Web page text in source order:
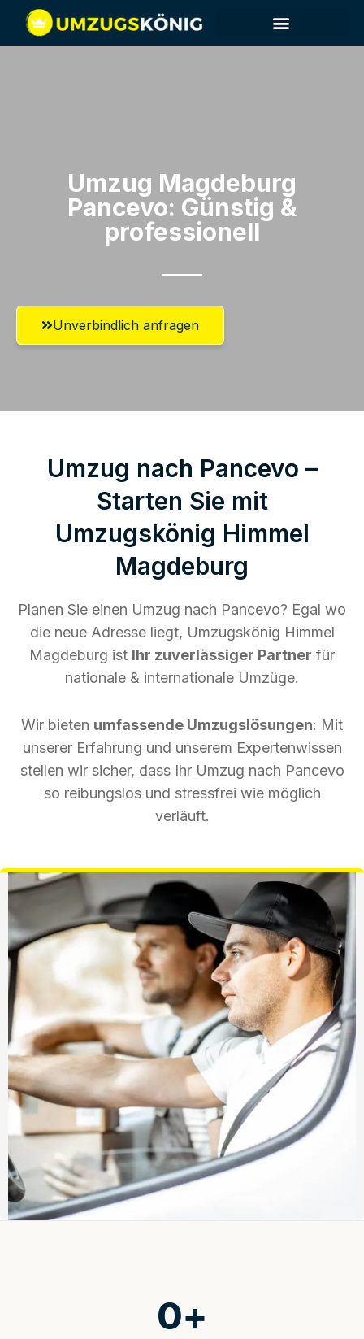
Umzug Magdeburg​
Pancevo: Günstig &
professionell​
Unverbindlich anfragen
Umzug nach Pancevo –
Starten Sie mit
Umzugskönig Himmel
Magdeburg
Planen Sie einen Umzug nach Pancevo? Egal wo
die neue Adresse liegt, Umzugskönig Himmel
Magdeburg ist Ihr zuverlässiger Partner für
nationale & internationale Umzüge.
Wir bieten umfassende Umzugslösungen: Mit
unserer Erfahrung und unserem Expertenwissen
stellen wir sicher, dass Ihr Umzug nach Pancevo
so reibungslos und stressfrei wie möglich
verläuft.
0+